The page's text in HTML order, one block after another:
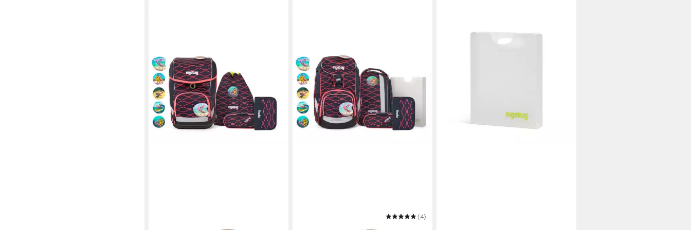
Schulranzen Ergobag Pack
(4)